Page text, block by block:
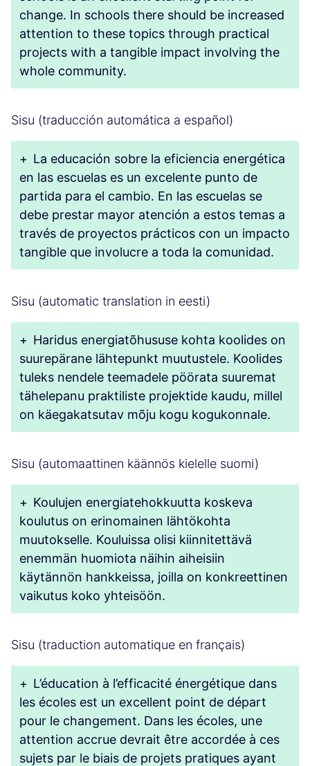
change. In schools there should be increased
attention to these topics through practical
projects with a tangible impact involving the
whole community.
Sisu (traducción automática a español)
+ La educación sobre la eficiencia energética
en las escuelas es un excelente punto de
partida para el cambio. En las escuelas se
debe prestar mayor atención a estos temas a
través de proyectos prácticos con un impacto
tangible que involucre a toda la comunidad.
Sisu (automatic translation in eesti)
+ Haridus energiatõhususe kohta koolides on
suurepärane lähtepunkt muutustele. Koolides
tuleks nendele teemadele pöörata suuremat
tähelepanu praktiliste projektide kaudu, millel
on käegakatsutav mõju kogu kogukonnale.
Sisu (automaattinen käännös kielelle suomi)
+ Koulujen energiatehokkuutta koskeva
koulutus on erinomainen lähtökohta
muutokselle. Kouluissa olisi kiinnitettävä
enemmän huomiota näihin aiheisiin
käytännön hankkeissa, joilla on konkreettinen
vaikutus koko yhteisöön.
Sisu (traduction automatique en français)
+ L’éducation à l’efficacité énergétique dans
les écoles est un excellent point de départ
pour le changement. Dans les écoles, une
attention accrue devrait être accordée à ces
sujets par le biais de projets pratiques ayant